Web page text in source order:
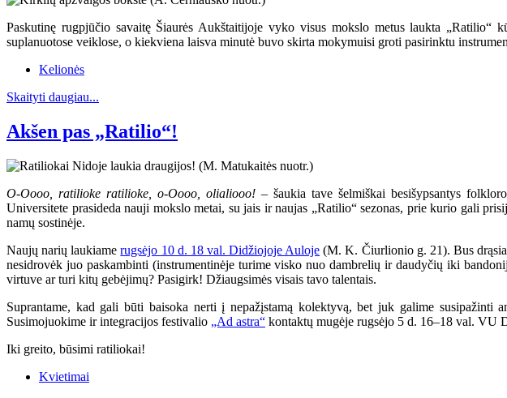
Paskutinę rugpjūčio savaitę Šiaurės Aukštaitijoje vyko visus mokslo metus laukta
suplanuotose veiklose, o kiekviena laisva minutė buvo skirta mokymuisi groti pasirinktu
Kelionės
Skaityti daugiau...
Akšen pas „Ratilio“!
O-Oooo, ratilioke ratilioke, o-Oooo, olialiooo! – šaukia tave šelmiškai besišypsantys
Universitete prasideda nauji mokslo metai, su jais ir naujas „Ratilio“ sezonas, prie kurio gali
namų sostinėje.
Naujų narių laukiamerugsėjo 10 d. 18 val. Didžiojoje Auloje (M. K. Čiurlionio g. 21). Bus
nesidrovėk juo paskambinti (instrumentinėje turime visko nuo dambrelių ir daudyčių iki
virtuve ar turi kitų gebėjimų? Pasigirk! Džiaugsimės visais tavo talentais.
Suprantame, kad gali būti baisoka nerti į nepažįstamą kolektyvą, bet juk galime susipažinti
Susimojuokime ir integracijos festivalio „Ad astra“ kontaktų mugėje rugsėjo 5 d. 16–18 val. VU
Iki greito, būsimi ratiliokai!
Kvietimai